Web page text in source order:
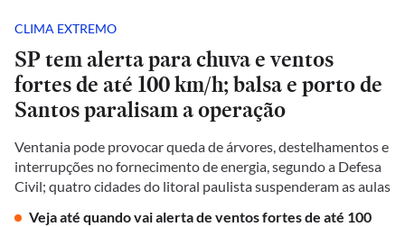
CLIMA EXTREMO
SP tem alerta para chuva e ventos
fortes de até 100 km/h; balsa e porto de
Santos paralisam a operação
Ventania pode provocar queda de árvores, destelhamentos e
interrupções no fornecimento de energia, segundo a Defesa
Civil; quatro cidades do litoral paulista suspenderam as aulas
Veja até quando vai alerta de ventos fortes de até 100